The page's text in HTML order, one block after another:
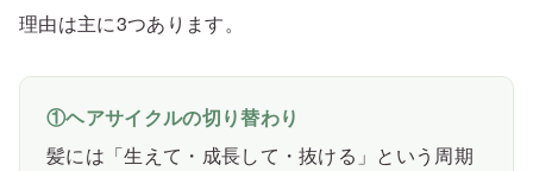
理由は主に3つあります。
①ヘアサイクルの切り替わり
髪には「生えて・成長して・抜ける」という周期